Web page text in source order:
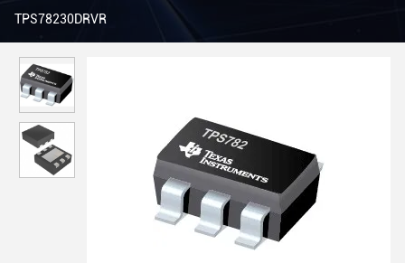
TPS78230DRVR